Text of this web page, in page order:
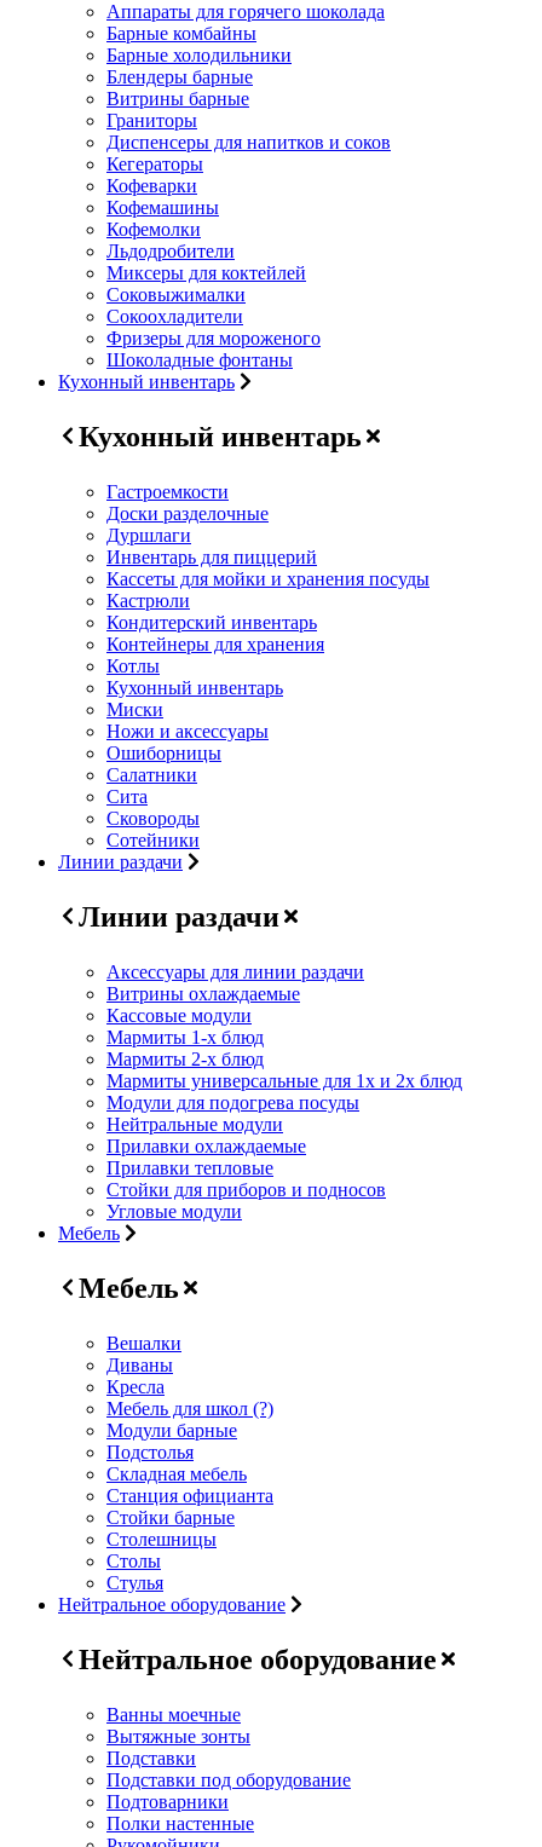
Аппараты для горячего шоколада
Барные комбайны
Барные холодильники
Блендеры барные
Витрины барные
Граниторы
Диспенсеры для напитков и соков
Кегераторы
Кофеварки
Кофемашины
Кофемолки
Льдодробители
Миксеры для коктейлей
Соковыжималки
Сокоохладители
Фризеры для мороженого
Шоколадные фонтаны
Кухонный инвентарь
Кухонный инвентарь
Гастроемкости
Доски разделочные
Дуршлаги
Инвентарь для пиццерий
Кассеты для мойки и хранения посуды
Кастрюли
Кондитерский инвентарь
Контейнеры для хранения
Котлы
Кухонный инвентарь
Миски
Ножи и аксессуары
Ошиборницы
Салатники
Сита
Сковороды
Сотейники
Линии раздачи
Линии раздачи
Аксессуары для линии раздачи
Витрины охлаждаемые
Кассовые модули
Мармиты 1-х блюд
Мармиты 2-х блюд
Мармиты универсальные для 1х и 2х блюд
Модули для подогрева посуды
Нейтральные модули
Прилавки охлаждаемые
Прилавки тепловые
Стойки для приборов и подносов
Угловые модули
Мебель
Мебель
Вешалки
Диваны
Кресла
Мебель для школ (?)
Модули барные
Подстолья
Складная мебель
Станция официанта
Стойки барные
Столешницы
Столы
Стулья
Нейтральное оборудование
Нейтральное оборудование
Ванны моечные
Вытяжные зонты
Подставки
Подставки под оборудование
Подтоварники
Полки настенные